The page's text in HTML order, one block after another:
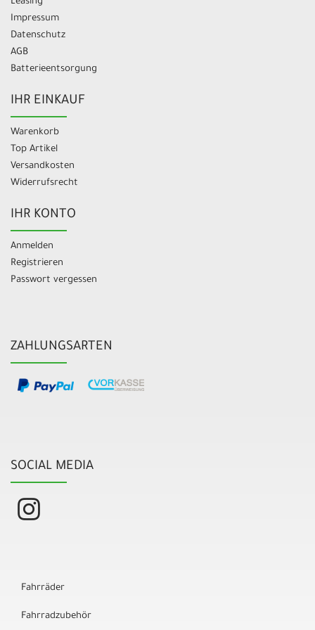
Impressum
Datenschutz
AGB
Batterieentsorgung
IHR EINKAUF
Warenkorb
Top Artikel
Versandkosten
Widerrufsrecht
IHR KONTO
Anmelden
Registrieren
Passwort vergessen
ZAHLUNGSARTEN
SOCIAL MEDIA
Fahrräder
Fahrradzubehör